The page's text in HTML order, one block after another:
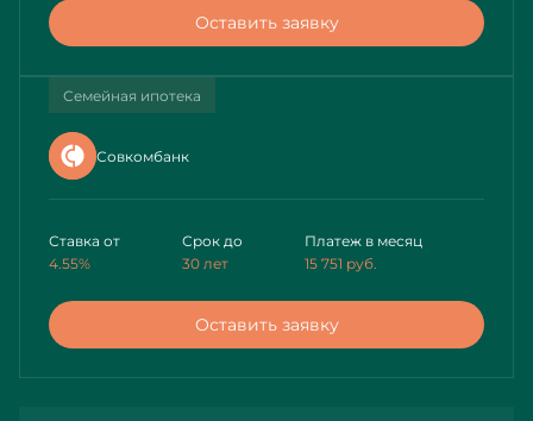
Оставить заявку
Семейная ипотека
Совкомбанк
Ставка от
4.55%
Срок до
30 лет
Платеж в месяц
15 751 руб.
Оставить заявку